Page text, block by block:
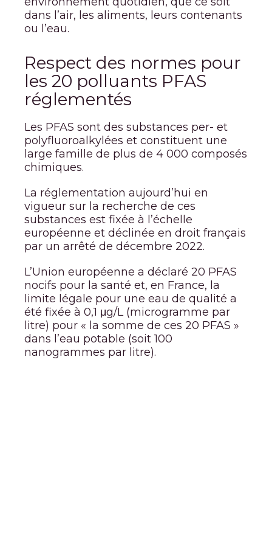
dans l’air, les aliments, leurs contenants
ou l’eau.
Respect des normes pour
les 20 polluants PFAS
réglementés
Les PFAS sont des substances per- et
polyfluoroalkylées et constituent une
large famille de plus de 4 000 composés
chimiques.
La réglementation aujourd’hui en
vigueur sur la recherche de ces
substances est fixée à l’échelle
européenne et déclinée en droit français
par un arrêté de décembre 2022.
L’Union européenne a déclaré 20 PFAS
nocifs pour la santé et, en France, la
limite légale pour une eau de qualité a
été fixée à 0,1 μg/L (microgramme par
litre) pour « la somme de ces 20 PFAS »
dans l’eau potable (soit 100
nanogrammes par litre).